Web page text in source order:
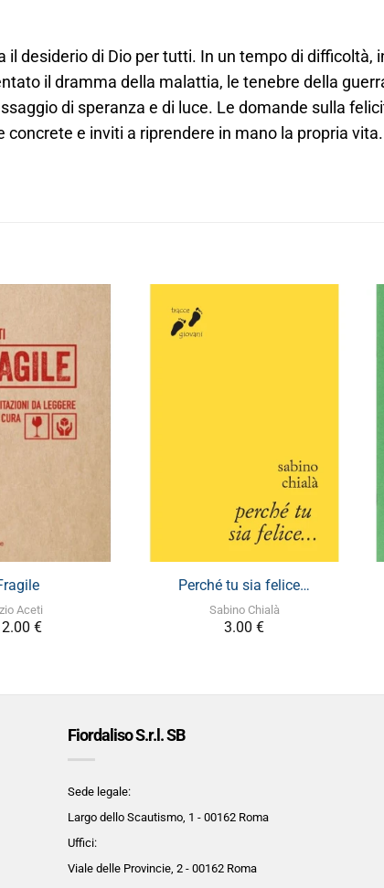
il desiderio di Dio per tutti. In un tempo di
il dramma della malattia, le tenebre della
di speranza e di luce. Le domande sulla
e inviti a riprendere in mano la propria vita.
Aceti
€
Perché tu sia felice…
Sabino Chialà
3.00 €
Fiordaliso S.r.l. SB
Sede legale:
Largo dello Scautismo, 1 - 00162 Roma
Uffici:
Viale delle Provincie, 2 - 00162 Roma